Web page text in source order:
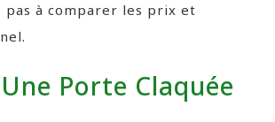
pas à comparer les prix et
Porte Claquée